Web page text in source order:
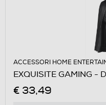
ACCESSORI HOME
EXQUISITE GAMING -
€ 33,49